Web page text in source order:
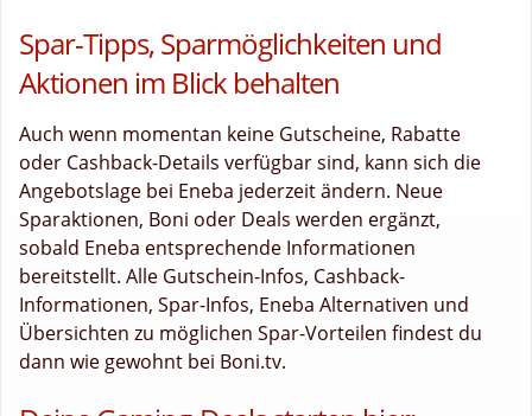
Spar-Tipps, Sparmöglichkeiten und
Aktionen im Blick behalten
Auch wenn momentan keine Gutscheine, Rabatte
oder Cashback-Details verfügbar sind, kann sich die
Angebotslage bei Eneba jederzeit ändern. Neue
Sparaktionen, Boni oder Deals werden ergänzt,
sobald Eneba entsprechende Informationen
bereitstellt. Alle Gutschein-Infos, Cashback-
Informationen, Spar-Infos, Eneba Alternativen und
Übersichten zu möglichen Spar-Vorteilen findest du
dann wie gewohnt bei Boni.tv.